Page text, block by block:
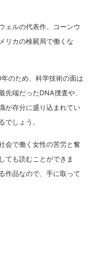
ェルの代表作。コーンウ
リカの検屍局で働くな
のため、科学技術の面は
先端だったDNA捜査や、
が存分に盛り込まれてい
でしょう。
会で働く女性の苦労と奮
ても読むことができま
作品なので、手に取って